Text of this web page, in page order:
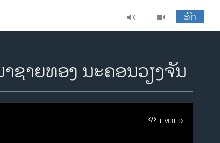
ສົດ
ຊາຍທອງ ນະຄອນວຽງຈັນ
EMBED